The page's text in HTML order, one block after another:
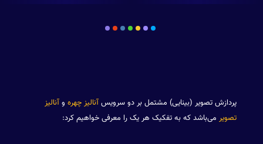
پردازش تصویر (بینایی) مشتمل بر دو سرویس آنالیز چهرهو آنالیز
تصویر می‌باشد که به تفکیک هر یک را معرفی خواهیم کرد: